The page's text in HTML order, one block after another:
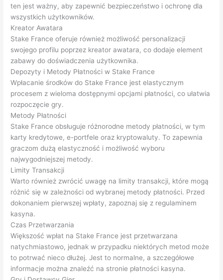
ten jest ważny, aby zapewnić bezpieczeństwo i ochronę dla
wszystkich użytkowników.
Kreator Awatara
Stake France oferuje również możliwość personalizacji
swojego profilu poprzez kreator awatara, co dodaje element
zabawy do doświadczenia użytkownika.
Depozyty i Metody Płatności w Stake France
Wpłacanie środków do Stake France jest elastycznym
procesem z wieloma dostępnymi opcjami płatności, co ułatwia
rozpoczęcie gry.
Metody Płatności
Stake France obsługuje różnorodne metody płatności, w tym
karty kredytowe, e-portfele oraz kryptowaluty. To zapewnia
graczom dużą elastyczność i możliwość wyboru
najwygodniejszej metody.
Limity Transakcji
Warto również zwrócić uwagę na limity transakcji, które mogą
różnić się w zależności od wybranej metody płatności. Przed
dokonaniem pierwszej wpłaty, zapoznaj się z regulaminem
kasyna.
Czas Przetwarzania
Większość wpłat na Stake France jest przetwarzana
natychmiastowo, jednak w przypadku niektórych metod może
to potrwać nieco dłużej. Jest to normalne, a szczegółowe
informacje można znaleźć na stronie płatności kasyna.